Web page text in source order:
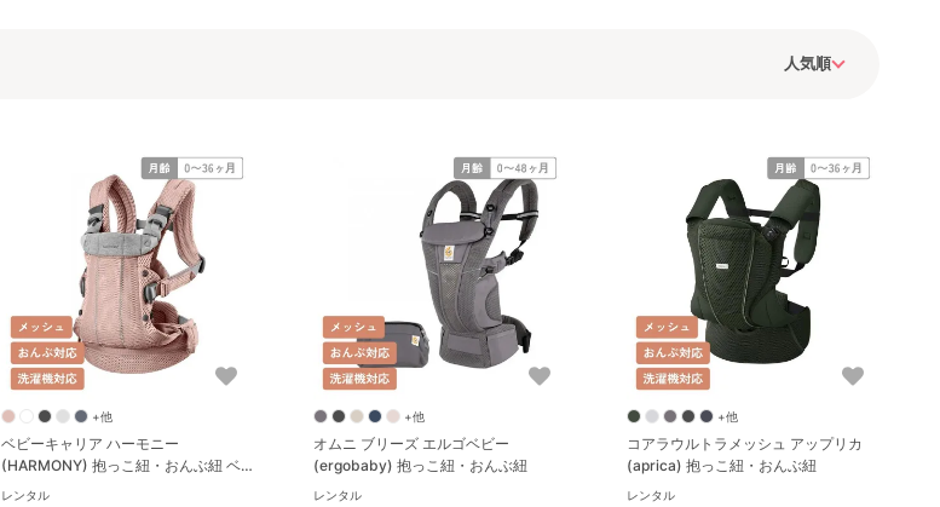
+他
ベビーキャリア ハーモニー
(HARMONY) 抱っこ紐・おんぶ紐 ベ
ビービョルン(BabyBjorn)
レンタル
+他
オムニ ブリーズ エルゴベビー
(ergobaby) 抱っこ紐・おんぶ紐
レンタル
+他
コアラウルトラメッシュ アップリカ
(aprica) 抱っこ紐・おんぶ紐
レンタル